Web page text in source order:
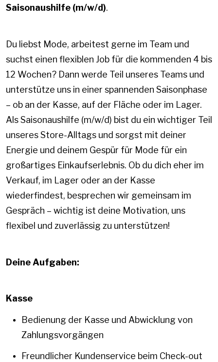
Saisonaushilfe (m/w/d).
Du liebst Mode, arbeitest gerne im Team und
suchst einen flexiblen Job für die kommenden 4 bis
12 Wochen? Dann werde Teil unseres Teams und
unterstütze uns in einer spannenden Saisonphase
– ob an der Kasse, auf der Fläche oder im Lager.
Als Saisonaushilfe (m/w/d) bist du ein wichtiger Teil
unseres Store-Alltags und sorgst mit deiner
Energie und deinem Gespür für Mode für ein
großartiges Einkaufserlebnis. Ob du dich eher im
Verkauf, im Lager oder an der Kasse
wiederfindest, besprechen wir gemeinsam im
Gespräch – wichtig ist deine Motivation, uns
flexibel und zuverlässig zu unterstützen!
Deine Aufgaben:
Kasse
Bedienung der Kasse und Abwicklung von
Zahlungsvorgängen
Freundlicher Kundenservice beim Check-out